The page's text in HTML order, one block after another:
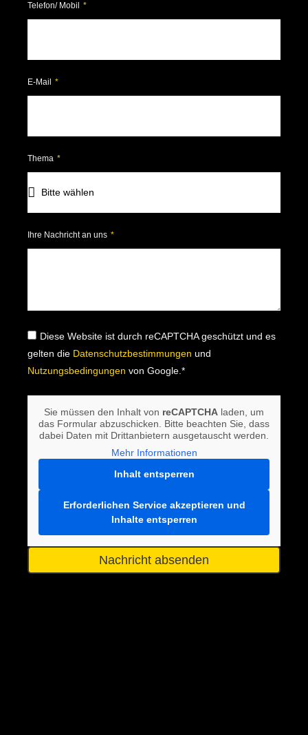
Telefon/ Mobil
E-Mail
Thema
Ihre Nachricht an uns
Diese Website ist durch reCAPTCHA geschützt und es
gelten die Datenschutzbestimmungen und
Nutzungsbedingungen von Google.*
Sie müssen den Inhalt von reCAPTCHA laden, um
das Formular abzuschicken. Bitte beachten Sie, dass
dabei Daten mit Drittanbietern ausgetauscht werden.
Mehr Informationen
Inhalt entsperren
Erforderlichen Service akzeptieren und
Inhalte entsperren
Nachricht absenden